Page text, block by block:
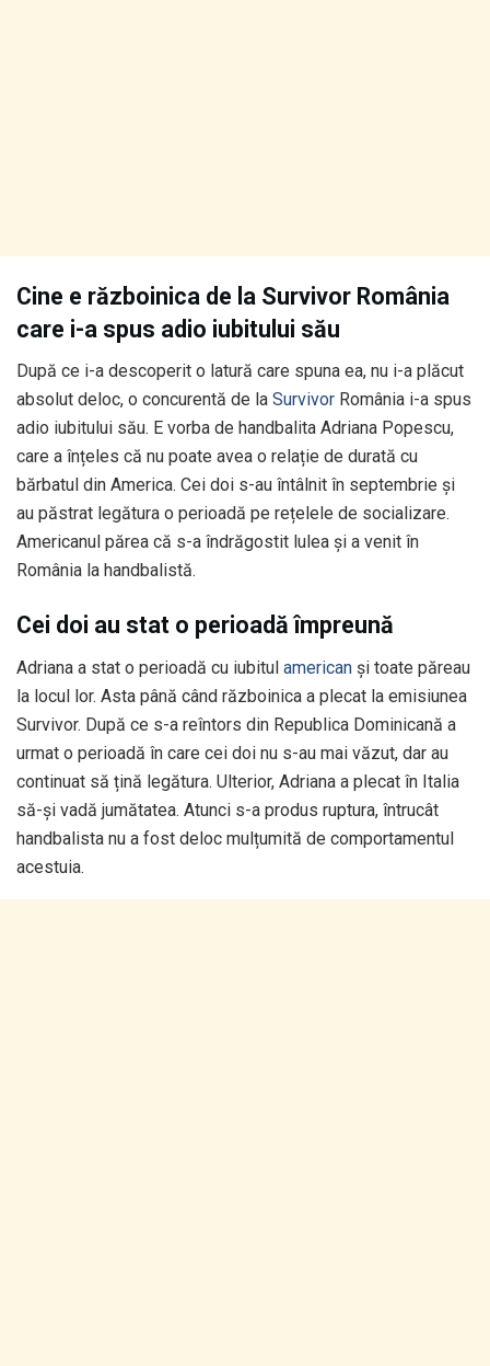
Cine e războinica de la Survivor România
care i-a spus adio iubitului său
După ce i-a descoperit o latură care spuna ea, nu i-a plăcut
absolut deloc, o concurentă de la Survivor România i-a spus
adio iubitului său. E vorba de handbalita Adriana Popescu,
care a înțeles că nu poate avea o relație de durată cu
bărbatul din America. Cei doi s-au întâlnit în septembrie și
au păstrat legătura o perioadă pe rețelele de socializare.
Americanul părea că s-a îndrăgostit lulea și a venit în
România la handbalistă.
Cei doi au stat o perioadă împreună
Adriana a stat o perioadă cu iubitul american și toate păreau
la locul lor. Asta până când războinica a plecat la emisiunea
Survivor. După ce s-a reîntors din Republica Dominicană a
urmat o perioadă în care cei doi nu s-au mai văzut, dar au
continuat să țină legătura. Ulterior, Adriana a plecat în Italia
să-și vadă jumătatea. Atunci s-a produs ruptura, întrucât
handbalista nu a fost deloc mulțumită de comportamentul
acestuia.